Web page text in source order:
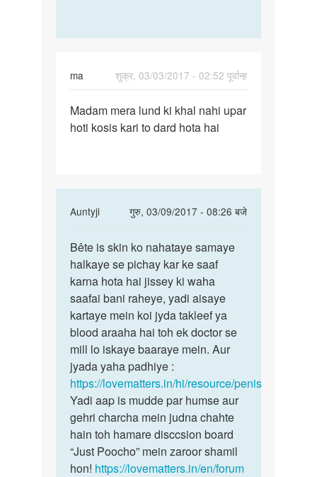
ma
शुक्र, 03/03/2017 - 02:52 पूर्वान्ह
Madam
mera
Madam mera lund ki khal nahi upar
hoti kosis kari to dard hota hai
Auntyji
गुरु, 03/09/2017 - 08:26 बजे
In
to
Madam
mera
lund
ki
khal
nahi
by
ma
Bête
is
skin
ko
nahataye
Bête is skin ko nahataye samaye
halkaye se pichay kar ke saaf
karna hota hai jissey ki waha
saafai bani raheye, yadi aisaye
kartaye mein koi jyda takleef ya
blood araaha hai toh ek doctor se
mill lo iskaye baaraye mein. Aur
jyada yaha padhiye :
https://lovematters.in/hi/resource/penis
Yadi aap is mudde par humse aur
gehri charcha mein judna chahte
hain toh hamare disccsion board
“Just Poocho” mein zaroor shamil
hon! https://lovematters.in/en/forum